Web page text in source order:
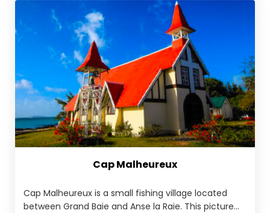
Cap Malheureux
Cap Malheureux is a small fishing village located
between Grand Baie and Anse la Raie. This picture